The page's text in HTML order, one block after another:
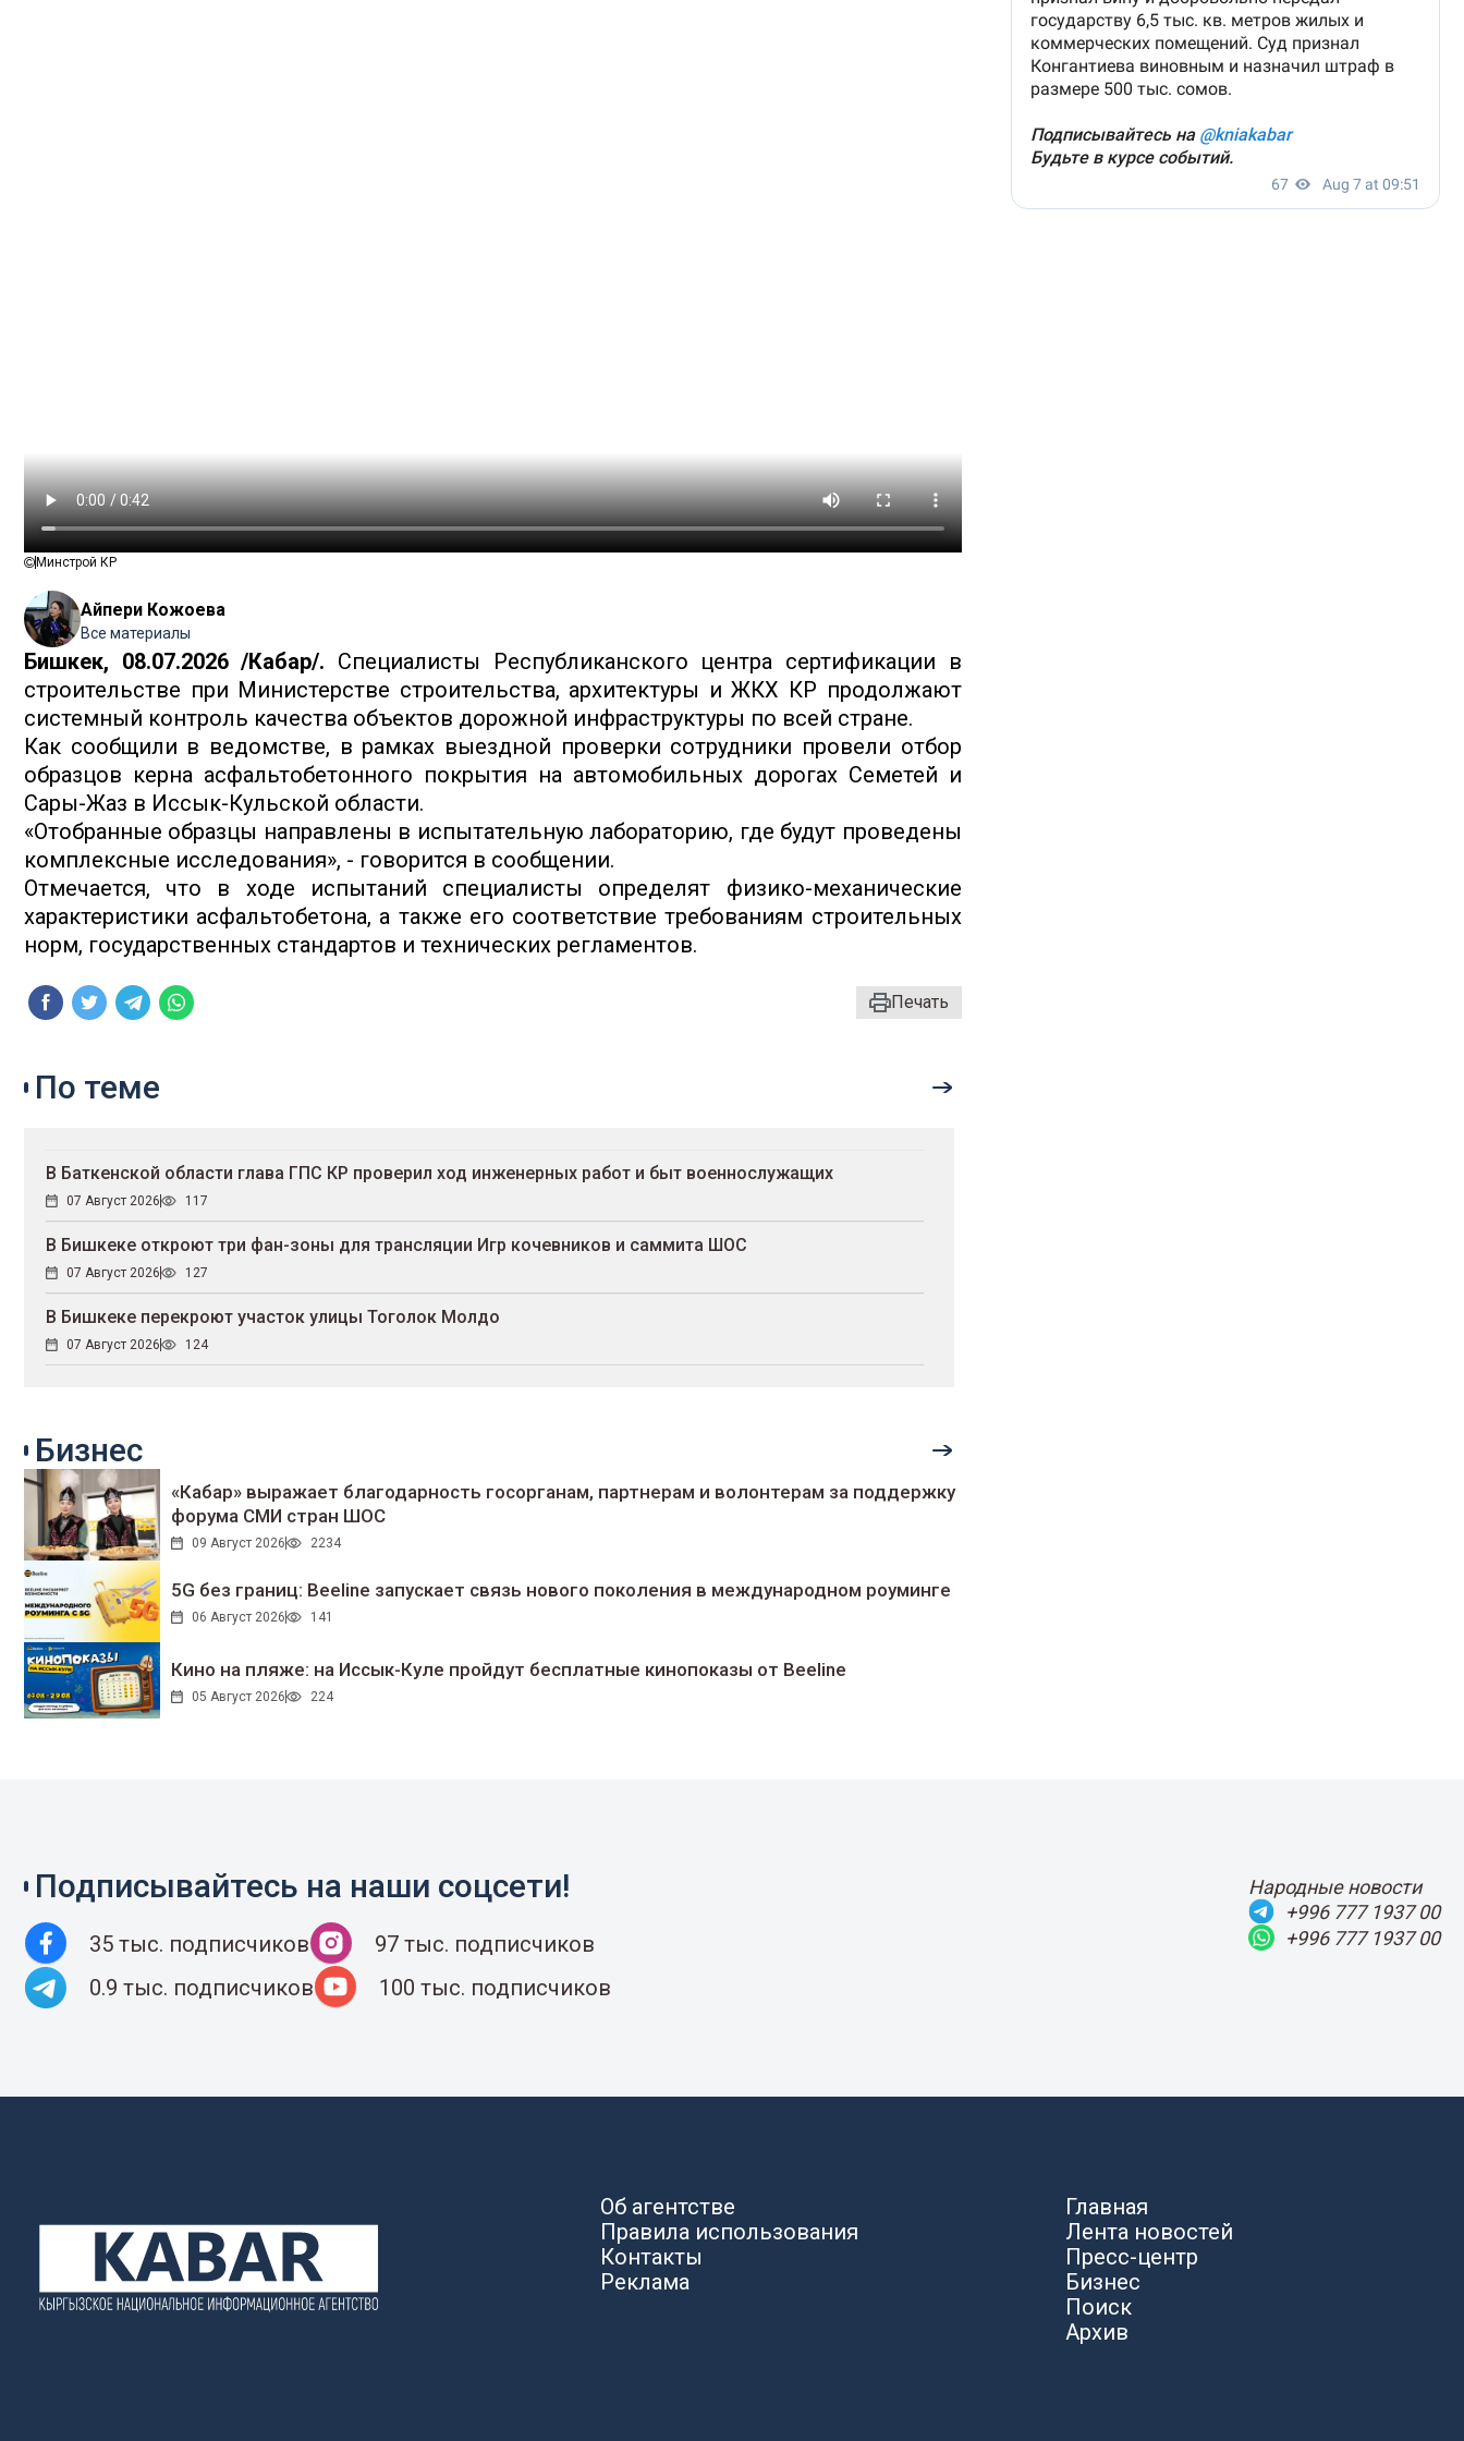
Минстрой КР
Айпери Кожоева
Все материалы
Бишкек, 08.07.2026 /Кабар/. Специалисты Республиканского центра сертификации в
строительстве при Министерстве строительства, архитектуры и ЖКХ КР продолжают
системный контроль качества объектов дорожной инфраструктуры по всей стране.
Как сообщили в ведомстве, в рамках выездной проверки сотрудники провели отбор
образцов керна асфальтобетонного покрытия на автомобильных дорогах Семетей и
Сары-Жаз в Иссык-Кульской области.
«Отобранные образцы направлены в испытательную лабораторию, где будут проведены
комплексные исследования», - говорится в сообщении.
Отмечается, что в ходе испытаний специалисты определят физико-механические
характеристики асфальтобетона, а также его соответствие требованиям строительных
норм, государственных стандартов и технических регламентов.
Печать
По теме
В Баткенской области глава ГПС КР проверил ход инженерных работ и быт военнослужащих
07 Август 2026 117
В Бишкеке откроют три фан-зоны для трансляции Игр кочевников и саммита ШОС
07 Август 2026 127
В Бишкеке перекроют участок улицы Тоголок Молдо
07 Август 2026 124
Бизнес
«Кабар» выражает благодарность госорганам, партнерам и волонтерам за поддержку
форума СМИ стран ШОС
09 Август 2026 2234
5G без границ: Beeline запускает связь нового поколения в международном роуминге
06 Август 2026 141
Кино на пляже: на Иссык-Куле пройдут беcплатные кинопоказы от Beeline
05 Август 2026 224
Подписывайтесь на наши соцсети!
35 тыс. подписчиков
97 тыс. подписчиков
0.9 тыс. подписчиков
100 тыс. подписчиков
Народные новости
+996 777 1937 00
+996 777 1937 00
Об агентстве
Правила использования
Контакты
Реклама
Главная
Лента новостей
Пресс-центр
Бизнес
Поиск
Архив